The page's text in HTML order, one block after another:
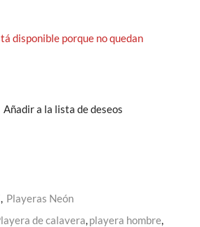
disponible porque no quedan
Añadir a la lista de deseos
, Playeras Neón
de calavera,playera hombre,